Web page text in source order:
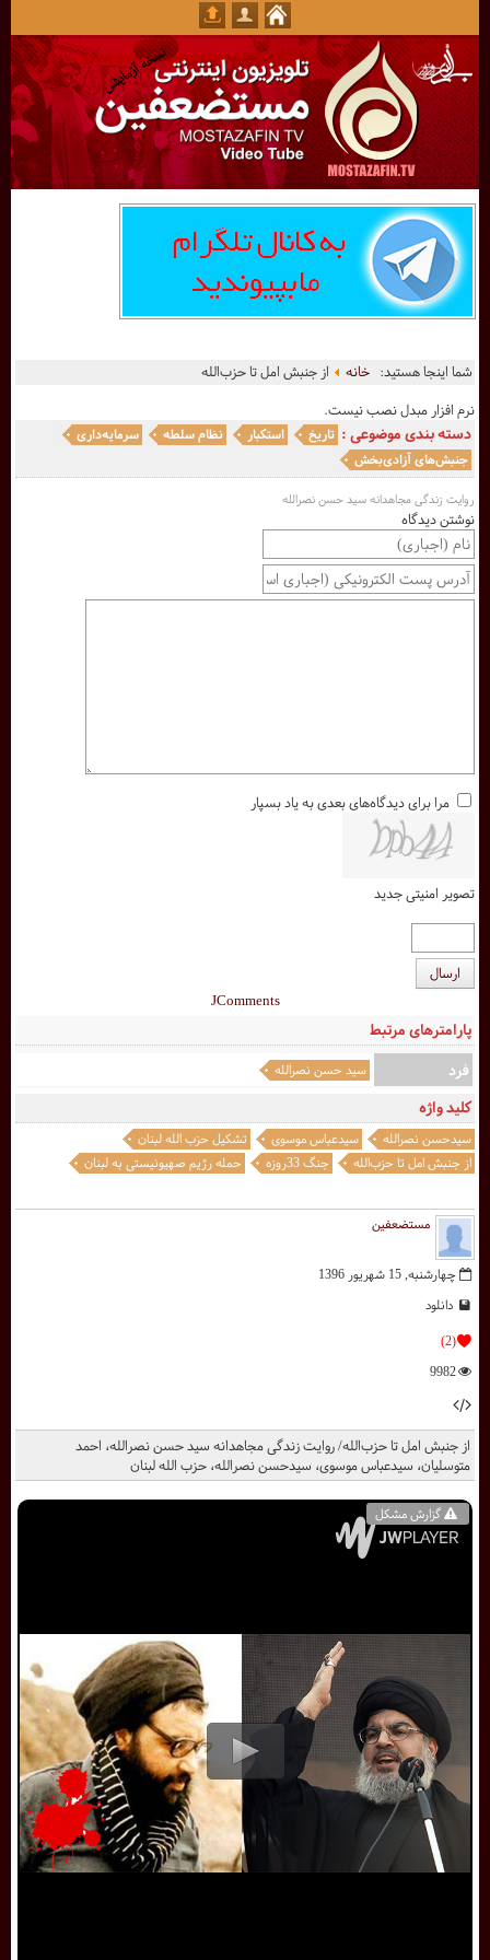
شما اینجا هستید:خانه
از جنبش امل تا حزب‌الله
نرم افزار مبدل نصب نیست.
دسته بندی موضوعی : تاریخ استکبار نظام سلطه
سرمایه‌داری
جنبش‌های آزادی‌بخش
روایت زندگی مجاهدانه سید حسن نصرالله
گزارش مشکل
از جنبش امل تا حزب‌الله/ روایت زندگی مجاهدانه سید حسن نصرالله، احمد
متوسلیان، سیدعباس موسوی، سیدحسن نصرالله، حزب الله لبنان
مستضعفین
چهارشنبه, 15 شهریور 1396
دانلود
(2)
9982
کلید واژه
سیدحسن نصرالله سیدعباس موسوی
تشکیل حزب الله لبنان
از جنبش امل تا حزب‌الله
جنگ 33روزه حمله رژیم صهیونیستی به لبنان
پارامترهای مرتبط
فرد
سید حسن نصرالله
نوشتن دیدگاه
مرا برای دیدگاه‌های بعدی به یاد بسپار
تصویر امنیتی جدید
ارسال
JComments